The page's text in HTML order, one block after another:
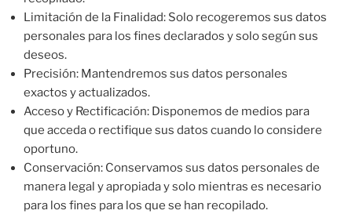
Limitación de la Finalidad: Solo recogeremos sus datos
personales para los fines declarados y solo según sus
deseos.
Precisión: Mantendremos sus datos personales
exactos y actualizados.
Acceso y Rectificación: Disponemos de medios para
que acceda o rectifique sus datos cuando lo considere
oportuno.
Conservación: Conservamos sus datos personales de
manera legal y apropiada y solo mientras es necesario
para los fines para los que se han recopilado.